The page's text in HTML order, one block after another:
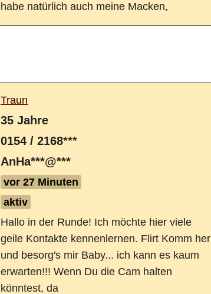
habe natürlich auch meine Macken,
Traun
35 Jahre
0154 / 2168***
AnHa***@***
vor 27 Minuten
aktiv
Hallo in der Runde! Ich möchte hier viele
geile Kontakte kennenlernen. Flirt Komm her
und besorg's mir Baby... ich kann es kaum
erwarten!!! Wenn Du die Cam halten
könntest, da